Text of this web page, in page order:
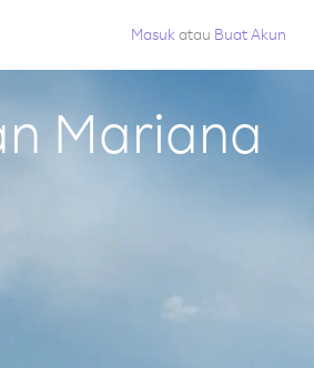
Masuk atau Buat Akun
Mariana